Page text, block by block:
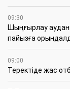
09:30
​Шыңғырлау
пайызға
09:00
​Теректіде жас